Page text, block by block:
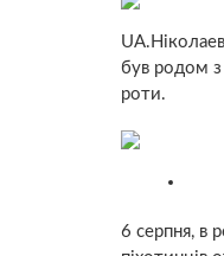
був родом з
роти.
6 серпня, в